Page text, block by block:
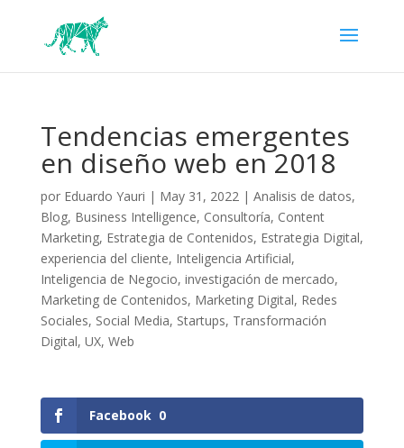
Tendencias emergentes
en diseño web en 2018
por Eduardo Yauri | May 31, 2022| Analisis de datos,
Blog, Business Intelligence, Consultoría, Content
Marketing, Estrategia de Contenidos, Estrategia Digital,
experiencia del cliente, Inteligencia Artificial,
Inteligencia de Negocio, investigación de mercado,
Marketing de Contenidos, Marketing Digital, Redes
Sociales, Social Media, Startups, Transformación
Digital, UX, Web
Facebook 0